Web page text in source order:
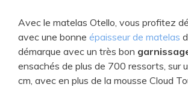
Avec le matelas Otello, vous profitez
avec une bonne épaisseur de matelas
démarque avec un très bon
ensachés de plus de 700 ressorts, sur
cm, avec en plus de la mousse Cloud